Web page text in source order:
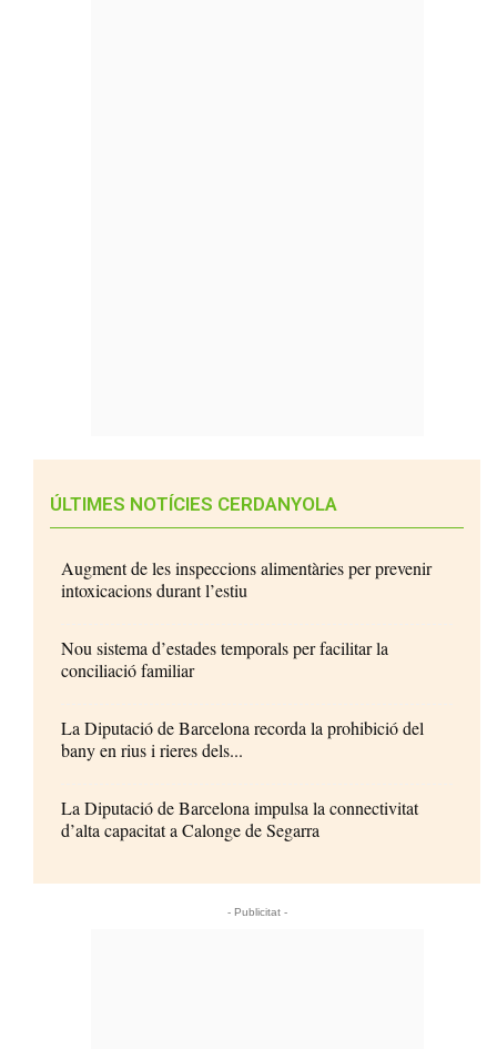
ÚLTIMES NOTÍCIES CERDANYOLA
Augment de les inspeccions alimentàries per prevenir
intoxicacions durant l’estiu
Nou sistema d’estades temporals per facilitar la
conciliació familiar
La Diputació de Barcelona recorda la prohibició del
bany en rius i rieres dels...
La Diputació de Barcelona impulsa la connectivitat
d’alta capacitat a Calonge de Segarra
- Publicitat -